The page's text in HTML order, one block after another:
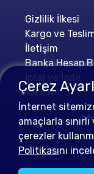
Gizlilik İlkesi
Kargo ve
İletişim
Banka Hesap
Yardım
Çerez
İnternet
amaçlarla
çerezler
Politikasını